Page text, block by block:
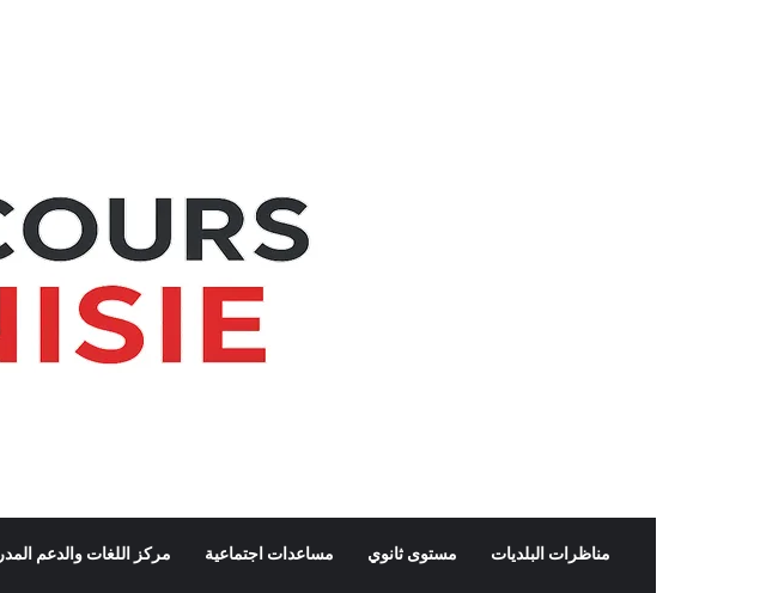
مركز اللغات والدعم مساعدات اجتماعية مستوى ثانوي مناظرات البلديات